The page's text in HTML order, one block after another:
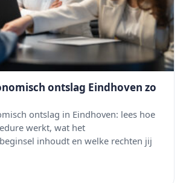
ontslag Eindhoven zo
ontslag in Eindhoven: lees hoe
werkt, wat het
inhoudt en welke rechten jij